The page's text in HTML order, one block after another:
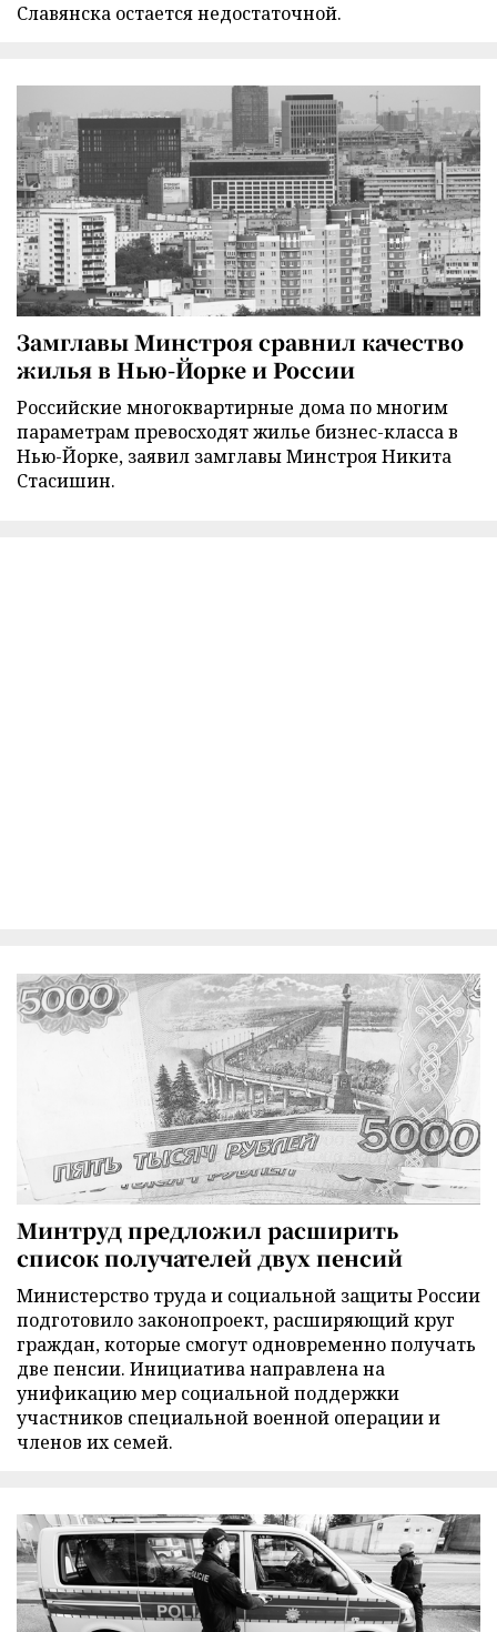
Славянска остается недостаточной.
Замглавы Минстроя сравнил качество
жилья в Нью-Йорке и России
Российские многоквартирные дома по многим
параметрам превосходят жилье бизнес-класса в
Нью-Йорке, заявил замглавы Минстроя Никита
Стасишин.
Минтруд предложил расширить
список получателей двух пенсий
Министерство труда и социальной защиты России
подготовило законопроект, расширяющий круг
граждан, которые смогут одновременно получать
две пенсии. Инициатива направлена на
унификацию мер социальной поддержки
участников специальной военной операции и
членов их семей.